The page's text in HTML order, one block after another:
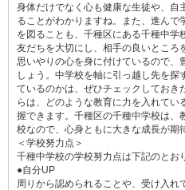
身体だけでなく心も健康な生徒や、自
ることがわかりますね。また、進ん
を図ることも、千種区にある千種中学
友だちを大切にし、相手の良いところ
思いやりの心を身に付けているので
しょう。中学校を軸に引っ越し先を
ているのかは、ぜひチェックしておき
らは、どのような教育に力を入れて
握できます。千種区の千種中学校は、
校なので、心身ともに大きな成長が期
＜学校努力点＞
千種中学校の学校努力点は下記のとお
●自分UP
周りから認められることや、受け入れ